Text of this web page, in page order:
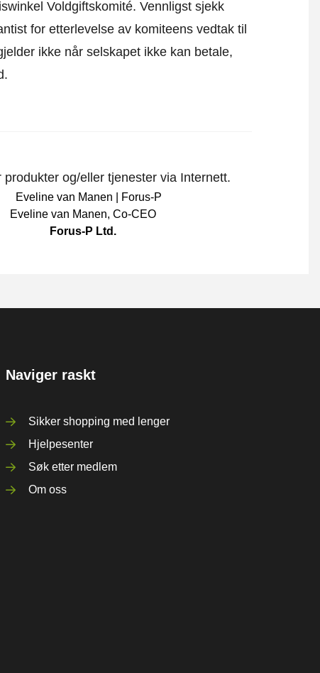
Voldgiftskomité. Vennligst sjekk
for etterlevelse av komiteens vedtak til
ikke når selskapet ikke kan betale,
og/eller tjenester via Internett.
Eveline van Manen, Co-CEO
Forus-P Ltd.
Naviger raskt
Sikker shopping med lenger
Hjelpesenter
Søk etter medlem
Om oss